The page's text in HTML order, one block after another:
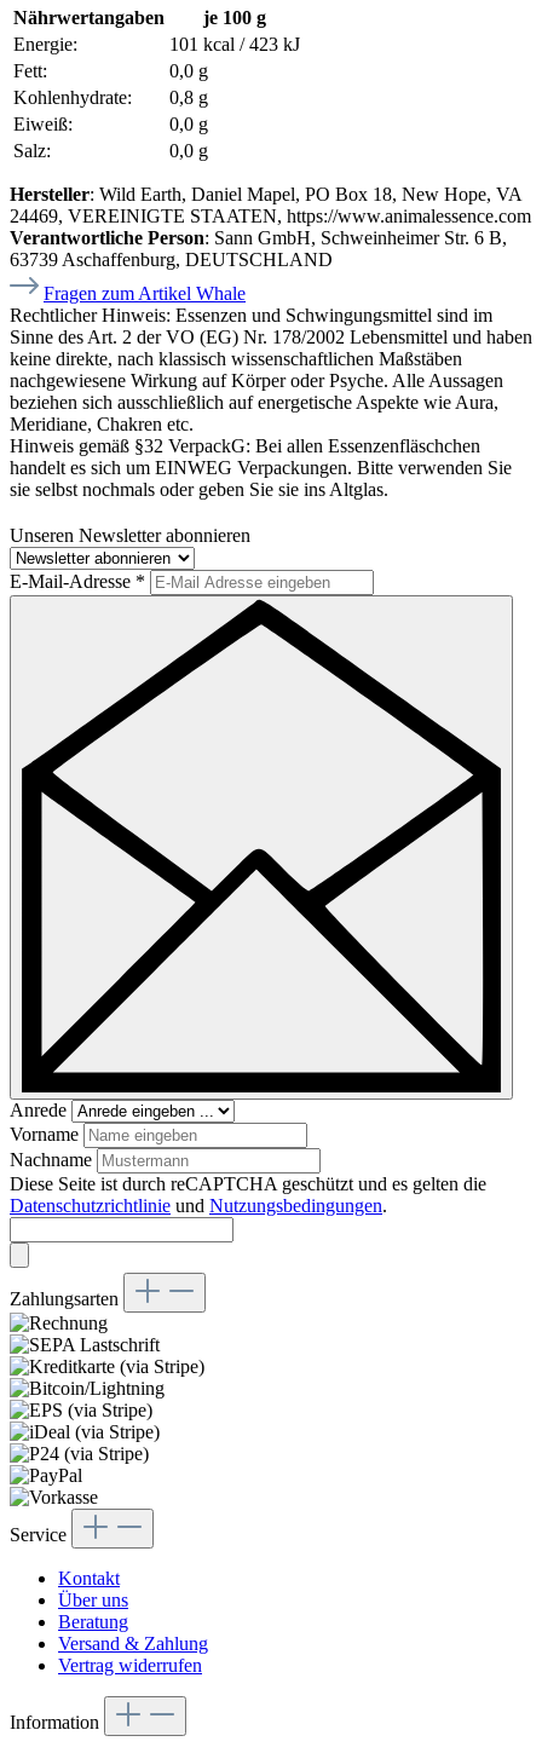
Nährwertangaben
je 100 g
Energie:
101 kcal / 423 kJ
Fett:
0,0 g
Kohlenhydrate:
0,8 g
Eiweiß:
0,0 g
Salz:
0,0 g
Hersteller: Wild Earth, Daniel Mapel, PO Box 18, New Hope, VA
24469, VEREINIGTE STAATEN, https://www.animalessence.com
Verantwortliche Person: Sann GmbH, Schweinheimer Str. 6 B,
63739 Aschaffenburg, DEUTSCHLAND
Fragen zum Artikel Whale
Rechtlicher Hinweis: Essenzen und Schwingungsmittel sind im
Sinne des Art. 2 der VO (EG) Nr. 178/2002 Lebensmittel und haben
keine direkte, nach klassisch wissenschaftlichen Maßstäben
nachgewiesene Wirkung auf Körper oder Psyche. Alle Aussagen
beziehen sich ausschließlich auf energetische Aspekte wie Aura,
Meridiane, Chakren etc.
Hinweis gemäß §32 VerpackG: Bei allen Essenzenfläschchen
handelt es sich um EINWEG Verpackungen. Bitte verwenden Sie
sie selbst nochmals oder geben Sie sie ins Altglas.
Unseren Newsletter abonnieren
E-Mail-Adresse *
Anrede
Vorname
Nachname
Diese Seite ist durch reCAPTCHA geschützt und es gelten die
Datenschutzrichtlinie und Nutzungsbedingungen.
Zahlungsarten
Service
Kontakt
Über uns
Beratung
Versand & Zahlung
Vertrag widerrufen
Information